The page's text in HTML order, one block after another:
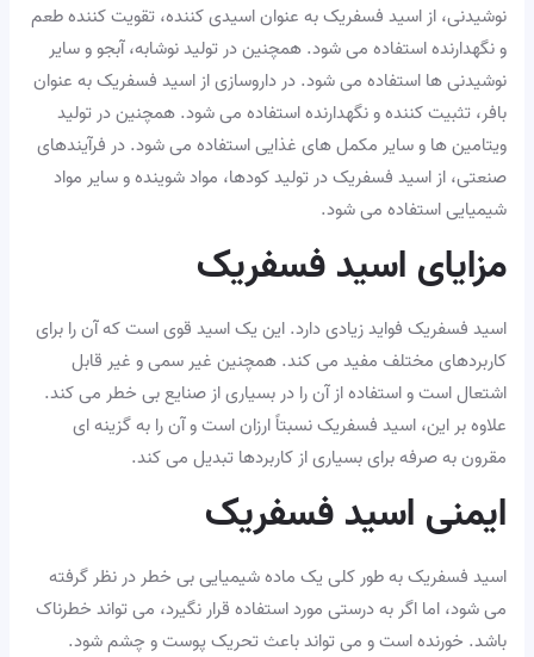
نوشیدنی، از اسید فسفریک به عنوان اسیدی کننده، تقویت کننده طعم
و نگهدارنده استفاده می شود. همچنین در تولید نوشابه، آبجو و سایر
نوشیدنی ها استفاده می شود. در داروسازی از اسید فسفریک به عنوان
بافر، تثبیت کننده و نگهدارنده استفاده می شود. همچنین در تولید
ویتامین ها و سایر مکمل های غذایی استفاده می شود. در فرآیندهای
صنعتی، از اسید فسفریک در تولید کودها، مواد شوینده و سایر مواد
شیمیایی استفاده می شود.
مزایای اسید فسفریک
اسید فسفریک فواید زیادی دارد. این یک اسید قوی است که آن را برای
کاربردهای مختلف مفید می کند. همچنین غیر سمی و غیر قابل
اشتعال است و استفاده از آن را در بسیاری از صنایع بی خطر می کند.
علاوه بر این، اسید فسفریک نسبتاً ارزان است و آن را به گزینه ای
مقرون به صرفه برای بسیاری از کاربردها تبدیل می کند.
ایمنی اسید فسفریک
اسید فسفریک به طور کلی یک ماده شیمیایی بی خطر در نظر گرفته
می شود، اما اگر به درستی مورد استفاده قرار نگیرد، می تواند خطرناک
باشد. خورنده است و می تواند باعث تحریک پوست و چشم شود.